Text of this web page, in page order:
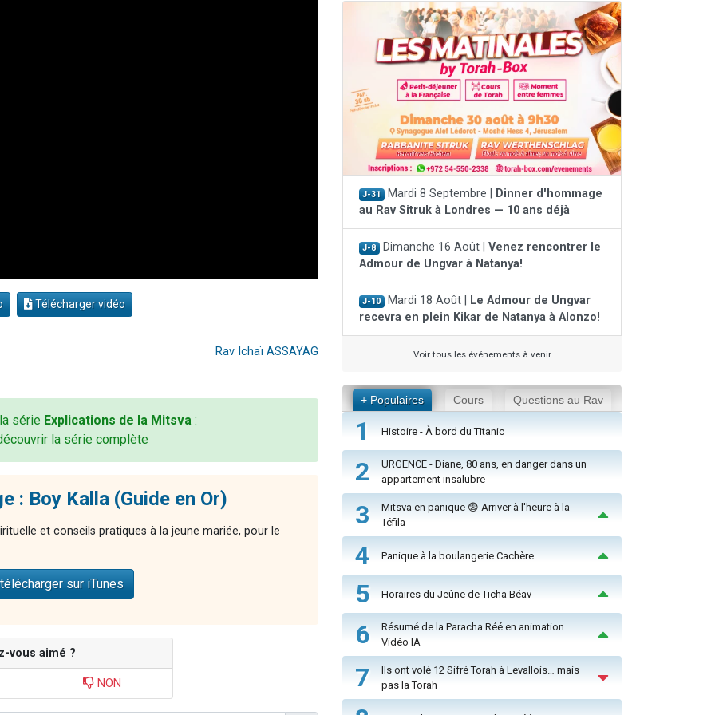
Télécharger vidéo
Rav Ichaï ASSAYAG
série Explications de la Mitsva :
la série complète
: Boy Kalla (Guide en Or)
et conseils pratiques à la jeune mariée, pour le
sur iTunes
vous aimé ?
NON
J-31 Mardi 8 Septembre |
Dinner d'hommage
au Rav Sitruk à Londres — 10 ans déjà
J-8 Dimanche 16 Août | Venez rencontrer le
Admour de Ungvar à Natanya!
J-10 Mardi 18 Août |
Le Admour de Ungvar
recevra en plein Kikar de Natanya à Alonzo!
Voir tous les événements à venir
+ Populaires Cours Questions au Rav
1 Histoire - À bord du Titanic
2
URGENCE - Diane, 80 ans, en danger dans un
appartement insalubre
3
Mitsva en panique 😨 Arriver à l'heure à la
Téfila
4 Panique à la boulangerie Cachère
5 Horaires du Jeûne de Ticha Béav
6
Résumé de la Paracha Réé en animation
Vidéo IA
7
Ils ont volé 12 Sifré Torah à Levallois… mais
pas la Torah